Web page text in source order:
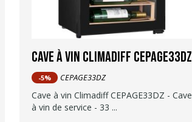
Cave à vin Climadiff CEPAGE33DZ
-5% CEPAGE33DZ
Cave à vin Climadiff CEPAGE33DZ - Cave
à vin de service - 33 ...